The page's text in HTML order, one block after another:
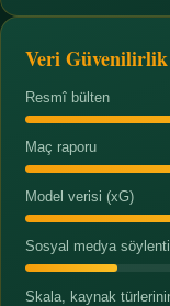
Veri Güvenilirlik
Resmî bülten
Maç raporu
Model verisi (xG)
Sosyal medya
Skala, kaynak